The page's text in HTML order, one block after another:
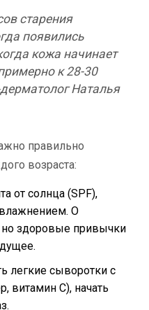
старения
появились
кожа начинает
к 28-30
Наталья
правильно
возраста:
от солнца (SPF),
О
но здоровые привычки
легкие сыворотки с
витамин C), начать